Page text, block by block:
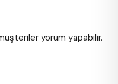
yorum yapabilir.